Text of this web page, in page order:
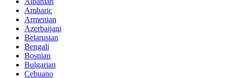
Amharic
Armenian
Azerbaijani
Belarusian
Bengali
Bosnian
Bulgarian
Cebuano